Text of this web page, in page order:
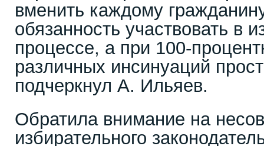
вменить каждому
обязанность участвовать в
процессе, а при 100-
различных инсинуаций
подчеркнул А. Ильяев.
Обратила внимание на
избирательного